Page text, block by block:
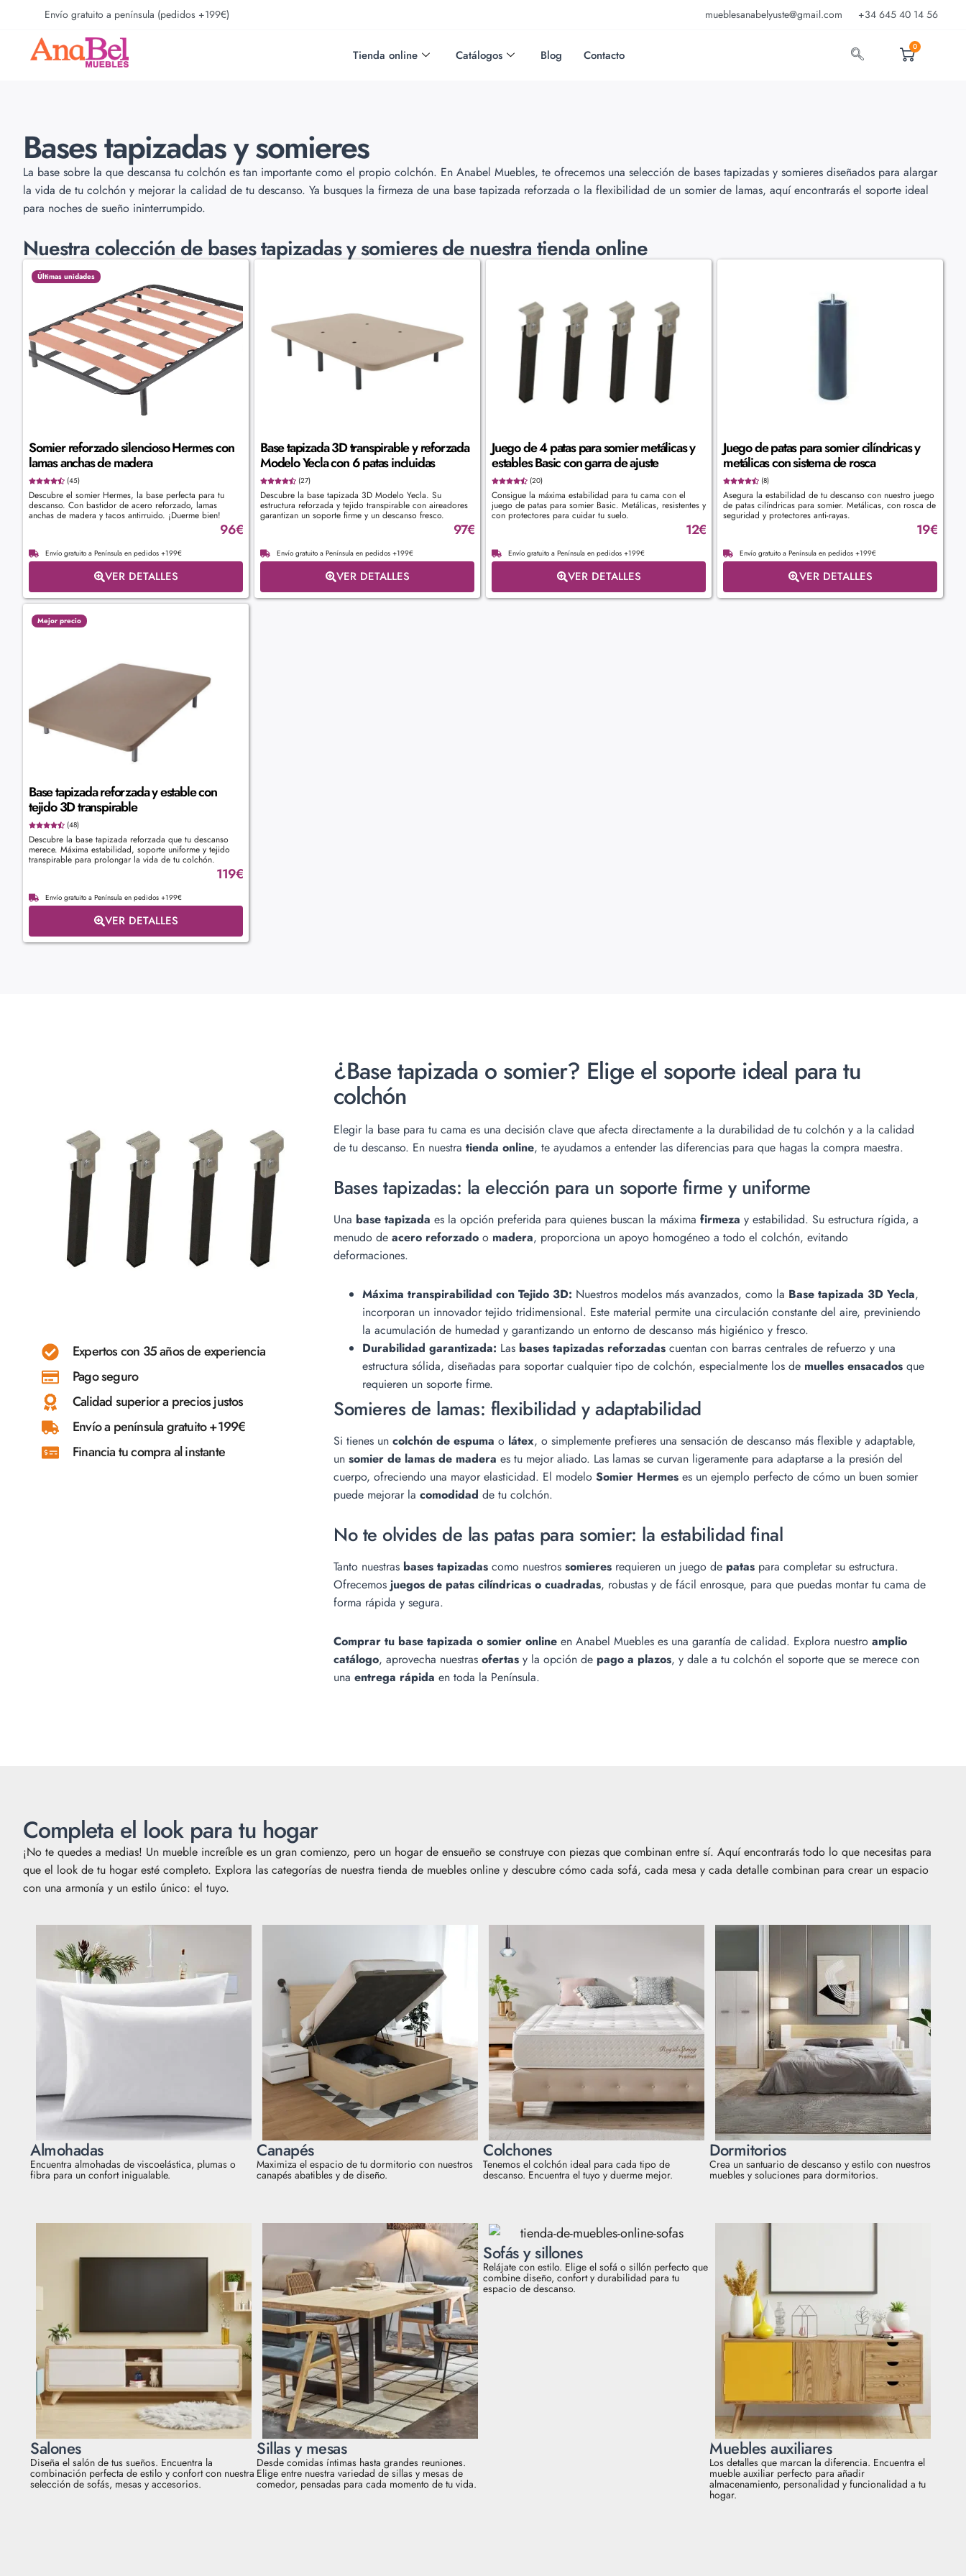
Envío gratuito a península (pedidos +199€) mueblesanabelyuste@gmail.com +34 645 40 14 56
Tienda online Catálogos Blog Contacto
0
Bases tapizadas y somieres
La base sobre la que descansa tu colchón es tan importante como el propio colchón. En Anabel Muebles, te ofrecemos una selección de bases tapizadas y somieres diseñados para alargar
la vida de tu colchón y mejorar la calidad de tu descanso. Ya busques la firmeza de una base tapizada reforzada o la flexibilidad de un somier de lamas, aquí encontrarás el soporte ideal
para noches de sueño ininterrumpido.
Nuestra colección debases tapizadas y somieres de nuestra tienda online
Últimas unidades
Somier reforzado silencioso Hermes con
lamas anchas de madera
(45)
Descubre el somier Hermes, la base perfecta para tu
descanso. Con bastidor de acero reforzado, lamas
anchas de madera y tacos antirruido. ¡Duerme bien!
96€
Envío gratuito a Península en pedidos +199€
VER DETALLES
Base tapizada 3D transpirable y reforzada
Modelo Yecla con 6 patas incluidas
(27)
Descubre la base tapizada 3D Modelo Yecla. Su
estructura reforzada y tejido transpirable con aireadores
garantizan un soporte firme y un descanso fresco.
97€
Envío gratuito a Península en pedidos +199€
VER DETALLES
Juego de 4 patas para somier metálicas y
estables Basic con garra de ajuste
(20)
Consigue la máxima estabilidad para tu cama con el
juego de patas para somier Basic. Metálicas, resistentes y
con protectores para cuidar tu suelo.
12€
Envío gratuito a Península en pedidos +199€
VER DETALLES
Juego de patas para somier cilíndricas y
metálicas con sistema de rosca
(8)
Asegura la estabilidad de tu descanso con nuestro juego
de patas cilíndricas para somier. Metálicas, con rosca de
seguridad y protectores anti-rayas.
19€
Envío gratuito a Península en pedidos +199€
VER DETALLES
Mejor precio
Base tapizada reforzada y estable con
tejido 3D transpirable
(48)
Descubre la base tapizada reforzada que tu descanso
merece. Máxima estabilidad, soporte uniforme y tejido
transpirable para prolongar la vida de tu colchón.
119€
Envío gratuito a Península en pedidos +199€
VER DETALLES
Expertos con 35 años de experiencia
Pago seguro
Calidad superior a precios justos
Envío a península gratuito +199€
Financia tu compra al instante
¿Base tapizada o somier? Elige el soporte ideal para tu
colchón
Elegir la base para tu cama es una decisión clave que afecta directamente a la durabilidad de tu colchón y a la calidad
de tu descanso. En nuestratienda online, te ayudamos a entender las diferencias para que hagas la compra maestra.
Bases tapizadas: la elección para un soporte firme y uniforme
Una base tapizada es la opción preferida para quienes buscan la máximafirmeza y estabilidad. Su estructura rígida, a
menudo deacero reforzado o madera, proporciona un apoyo homogéneo a todo el colchón, evitando
deformaciones.
Máxima transpirabilidad con Tejido 3D: Nuestros modelos más avanzados, como la Base tapizada 3D Yecla,
incorporan un innovador tejido tridimensional. Este material permite una circulación constante del aire, previniendo
la acumulación de humedad y garantizando un entorno de descanso más higiénico y fresco.
Durabilidad garantizada: Las bases tapizadas reforzadas cuentan con barras centrales de refuerzo y una
estructura sólida, diseñadas para soportar cualquier tipo de colchón, especialmente los de muelles ensacados que
requieren un soporte firme.
Somieres de lamas: flexibilidad y adaptabilidad
Si tienes uncolchón de espuma o látex, o simplemente prefieres una sensación de descanso más flexible y adaptable,
unsomier de lamas de madera es tu mejor aliado. Las lamas se curvan ligeramente para adaptarse a la presión del
cuerpo, ofreciendo una mayor elasticidad. El modeloSomier Hermes es un ejemplo perfecto de cómo un buen somier
puede mejorar lacomodidad de tu colchón.
No te olvides de las patas para somier: la estabilidad final
Tanto nuestras bases tapizadas como nuestrossomieres requieren un juego de patas para completar su estructura.
Ofrecemosjuegos de patas cilíndricas o cuadradas, robustas y de fácil enrosque, para que puedas montar tu cama de
forma rápida y segura.
Comprar tu base tapizada o somier online en Anabel Muebles es una garantía de calidad. Explora nuestroamplio
catálogo, aprovecha nuestrasofertas y la opción de pago a plazos, y dale a tu colchón el soporte que se merece con
unaentrega rápida en toda la Península.
Completa el look para tu hogar
¡No te quedes a medias! Un mueble increíble es un gran comienzo, pero un hogar de ensueño se construye con piezas que combinan entre sí. Aquí encontrarás todo lo que necesitas para
que el look de tu hogar esté completo. Explora las categorías de nuestra tienda de muebles online y descubre cómo cada sofá, cada mesa y cada detalle combinan para crear un espacio
con una armonía y un estilo único: el tuyo.
Almohadas
Encuentra almohadas de viscoelástica, plumas o
fibra para un confort inigualable.
Canapés
Maximiza el espacio de tu dormitorio con nuestros
canapés abatibles y de diseño.
Colchones
Tenemos el colchón ideal para cada tipo de
descanso. Encuentra el tuyo y duerme mejor.
Dormitorios
Crea un santuario de descanso y estilo con nuestros
muebles y soluciones para dormitorios.
Salones
Diseña el salón de tus sueños. Encuentra la
combinación perfecta de estilo y confort con nuestra
selección de sofás, mesas y accesorios.
Sillas y mesas
Desde comidas íntimas hasta grandes reuniones.
Elige entre nuestra variedad de sillas y mesas de
comedor, pensadas para cada momento de tu vida.
Sofás y sillones
Relájate con estilo. Elige el sofá o sillón perfecto que
combine diseño, confort y durabilidad para tu
espacio de descanso.
Muebles auxiliares
Los detalles que marcan la diferencia. Encuentra el
mueble auxiliar perfecto para añadir
almacenamiento, personalidad y funcionalidad a tu
hogar.